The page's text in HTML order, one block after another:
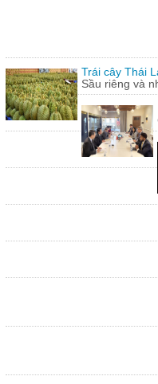
Trái cây Thái
Sầu riêng và